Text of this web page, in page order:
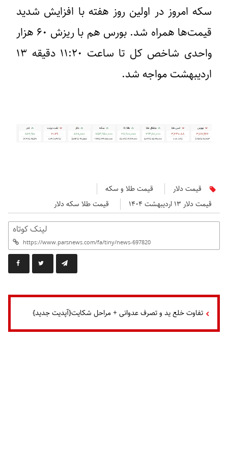
سکه امروز در اولین روز هفته با افزایش شدید
قیمت‌ها همراه شد. بورس هم با ریزش ۶۰ هزار
واحدی شاخص کل تا ساعت ۱۱:۲۰ دقیقه ۱۳
اردیبهشت مواجه شد.
قیمت دلار
قیمت طلا و سکه
قیمت دلار ۱۳ اردیبهشت ۱۴۰۴
قیمت طلا سکه دلار
لینک کوتاه
تفاوت خلع ید و تصرف عدوانی + مراحل شکایت{آپدیت جدید}